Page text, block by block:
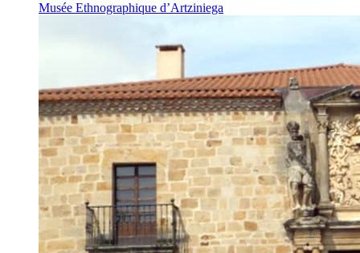
Musée Ethnographique d’Artziniega